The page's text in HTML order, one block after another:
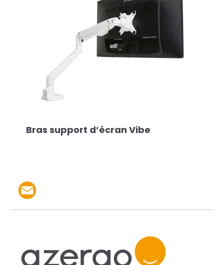
Bras support d’écran Vibe
Partager le produit par